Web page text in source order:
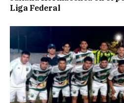
Liga Federal